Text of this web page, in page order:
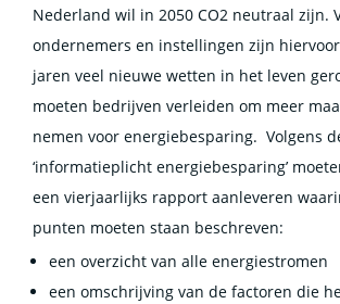
Nederland wil in 2050 CO2 neutraal zijn.
ondernemers en instellingen zijn
jaren veel nieuwe wetten in het leven
moeten bedrijven verleiden om meer
nemen voor energiebesparing. Volgens
‘informatieplicht energiebesparing’
een vierjaarlijks rapport aanleveren
punten moeten staan beschreven:
een overzicht van alle energiestromen
een omschrijving van de factoren die